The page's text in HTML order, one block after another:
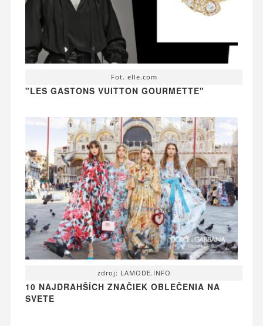
Fot. elle.com
"LES GASTONS VUITTON GOURMETTE"
zdroj: LAMODE.INFO
10 NAJDRAHŠÍCH ZNAČIEK OBLEČENIA NA
SVETE